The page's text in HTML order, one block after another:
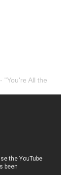
"You're All the